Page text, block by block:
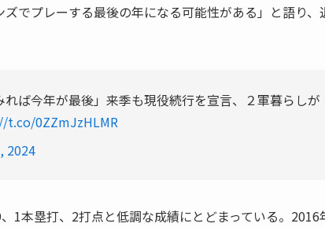
でプレーする最後の年になる可能性がある」と語り、
ば今年が最後」来季も現役続行を宣言、２軍暮らしが
t.co/0ZZmJzHLMR
2024
1本塁打、2打点と低調な成績にとどまっている。2016